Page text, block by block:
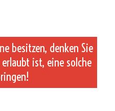
besitzen, denken Sie
ist, eine solche